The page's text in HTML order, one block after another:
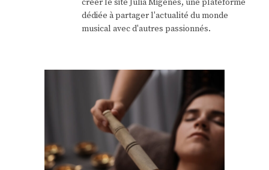
créer le site Julia Migenes, une plateforme
dédiée à partager l'actualité du monde
musical avec d'autres passionnés.